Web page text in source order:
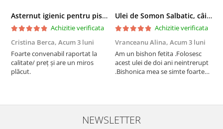
Asternut igienic pentru pisici Tofu Lavanda, Mon Petit 5 l
Achizitie verificata
Cristina Berca, Acum 3 luni
Foarte convenabil raportat la
calitate/ preț și are un miros
plăcut.
Ulei de Somon Salbatic, câini și pisici, piele si blană, BEST4PETS, 1l
Achizitie verificata
Vranceanu Alina, Acum 3 luni
Am un bishon fetita .Folosesc
acest ulei de doi ani neintrerupt
.Bishonica mea se simte foarte
recomand cu mult drag !
NEWSLETTER